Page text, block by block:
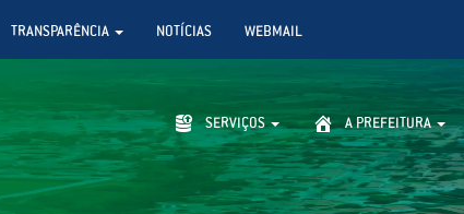
TRANSPARÊNCIA NOTÍCIAS WEBMAIL
SERVIÇOS A PREFEITURA